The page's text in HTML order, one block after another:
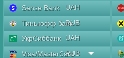
Sense Bank
UAH
Тинькофф банкRUB
УкрСиббанк
UAH
Visa/MasterCard
RUB